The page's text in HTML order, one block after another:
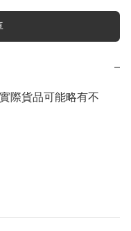
−
際貨品可能略有不